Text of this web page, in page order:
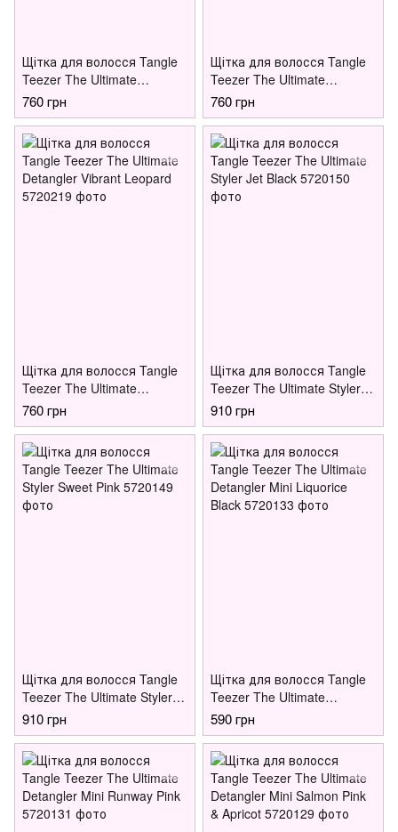
Щітка для волосся Tangle
Teezer The Ultimate
Detangler Green Jungle
760 грн
Щітка для волосся Tangle
Teezer The Ultimate
Detangler Henna Red
760 грн
Щітка для волосся Tangle
Teezer The Ultimate
Detangler Vibrant Leopard
760 грн
Щітка для волосся Tangle
Teezer The Ultimate Styler
Jet Black
910 грн
Щітка для волосся Tangle
Teezer The Ultimate Styler
Sweet Pink
910 грн
Щітка для волосся Tangle
Teezer The Ultimate
Detangler Mini Liquorice
Black
590 грн